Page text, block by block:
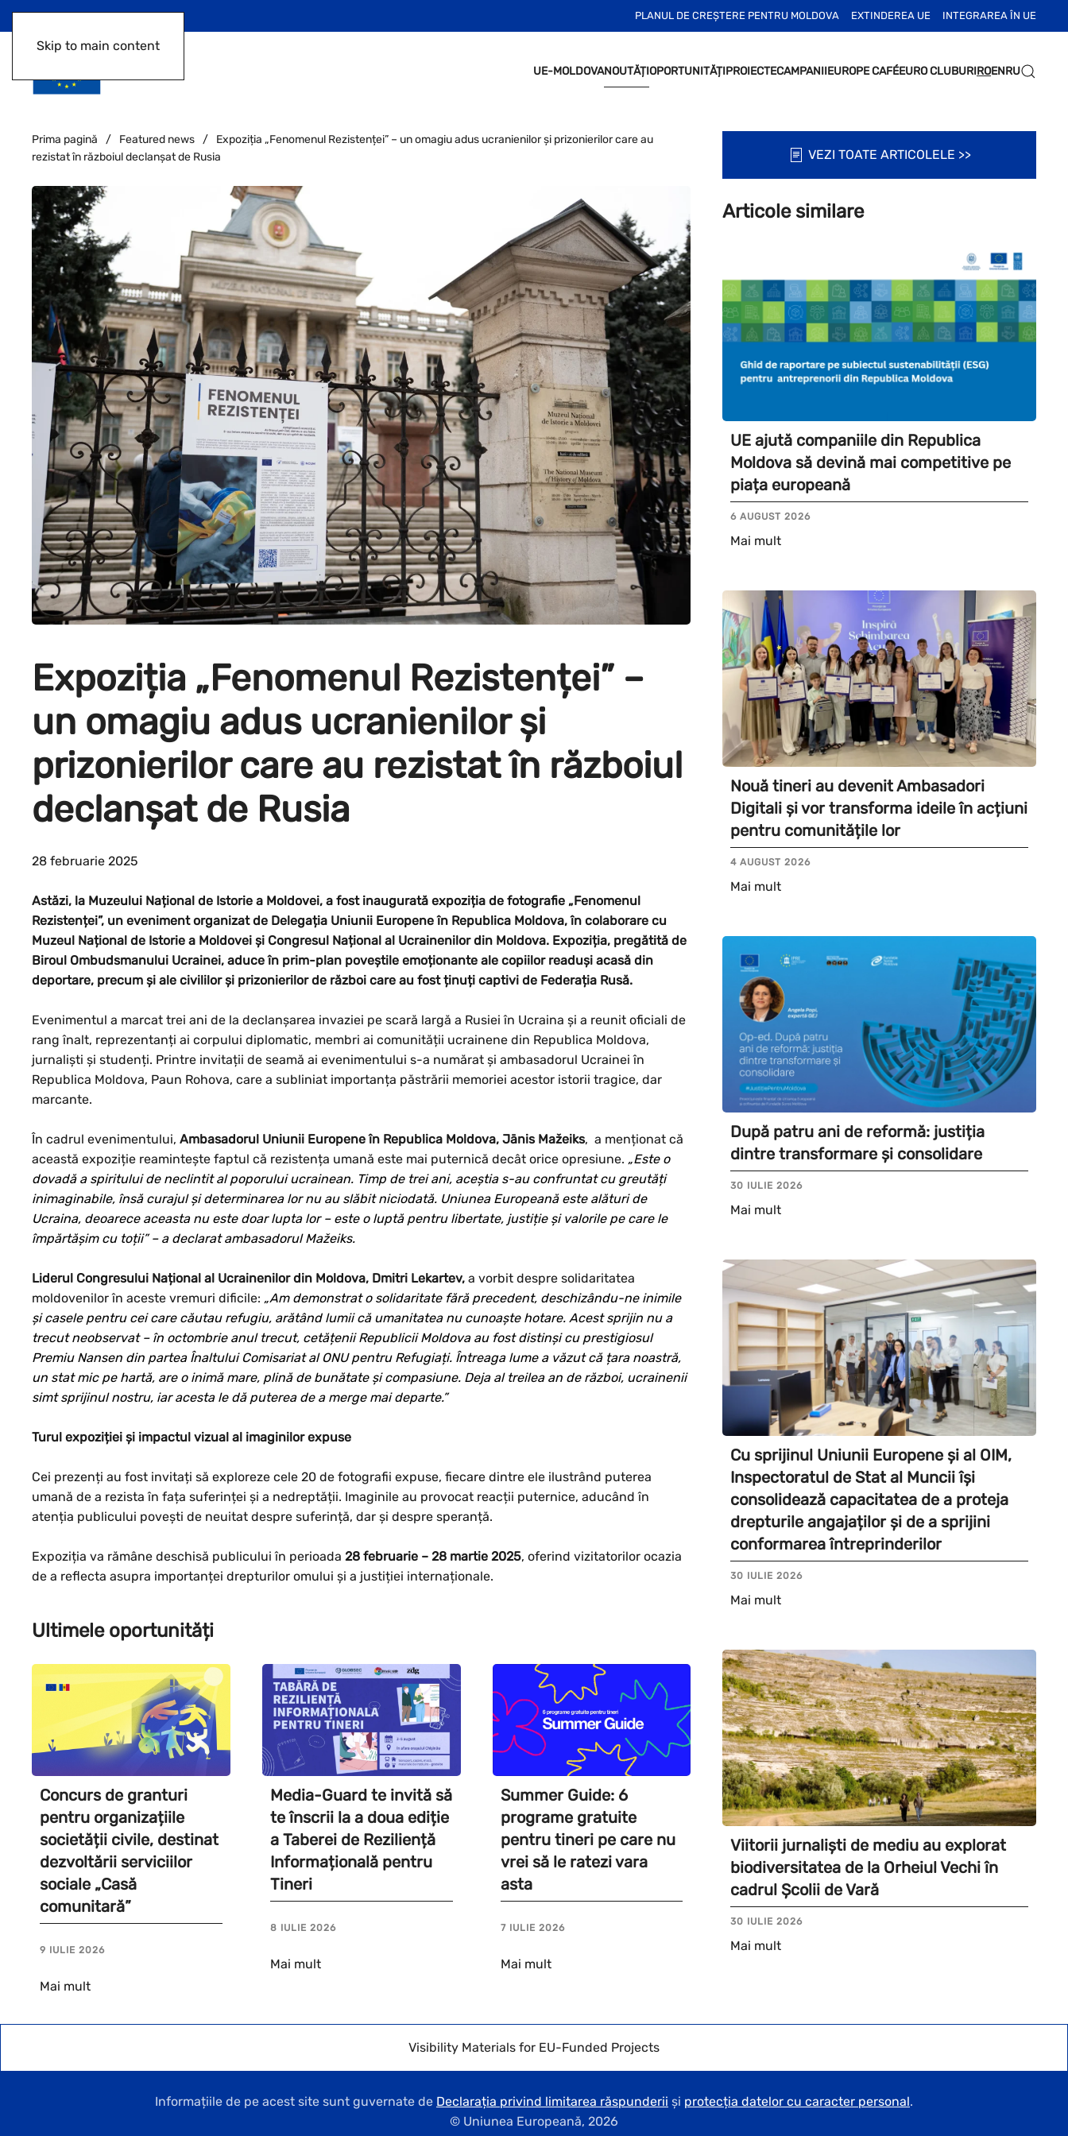
Skip to main content
PLANUL DE CREȘTERE PENTRU MOLDOVA EXTINDEREA UE INTEGRAREA ÎN UE
UE-MOLDOVANOUTĂȚIOPORTUNITĂȚIPROIECTECAMPANIIEUROPE CAFÉEURO CLUBURIROENRU
Prima pagină Featured news
Expoziția „Fenomenul Rezistenței” – un omagiu adus ucranienilor și prizonierilor care au
rezistat în războiul declanșat de Rusia
Expoziția „Fenomenul Rezistenței” –
un omagiu adus ucranienilor și
prizonierilor care au rezistat în războiul
declanșat de Rusia
28 februarie 2025
Astăzi, la Muzeului Național de Istorie a Moldovei, a fost inaugurată expoziția de fotografie „Fenomenul
Rezistenței”, un eveniment organizat de Delegația Uniunii Europene în Republica Moldova, în colaborare cu
Muzeul Național de Istorie a Moldovei și Congresul Național al Ucrainenilor din Moldova. Expoziția, pregătită de
Biroul Ombudsmanului Ucrainei, aduce în prim-plan poveștile emoționante ale copiilor readuși acasă din
deportare, precum și ale civililor și prizonierilor de război care au fost ținuți captivi de Federația Rusă.
Evenimentul a marcat trei ani de la declanșarea invaziei pe scară largă a Rusiei în Ucraina și a reunit oficiali de
rang înalt, reprezentanți ai corpului diplomatic, membri ai comunității ucrainene din Republica Moldova,
jurnaliști și studenți. Printre invitații de seamă ai evenimentului s-a numărat și ambasadorul Ucrainei în
Republica Moldova, Paun Rohova, care a subliniat importanța păstrării memoriei acestor istorii tragice, dar
marcante.
În cadrul evenimentului, Ambasadorul Uniunii Europene în Republica Moldova, Jānis Mažeiks, a menționat că
această expoziție reamintește faptul că rezistența umană este mai puternică decât orice opresiune. „Este o
dovadă a spiritului de neclintit al poporului ucrainean. Timp de trei ani, aceștia s-au confruntat cu greutăți
inimaginabile, însă curajul și determinarea lor nu au slăbit niciodată. Uniunea Europeană este alături de
Ucraina, deoarece aceasta nu este doar lupta lor – este o luptă pentru libertate, justiție și valorile pe care le
împărtășim cu toții” – a declarat ambasadorul Mažeiks.
Liderul Congresului Național al Ucrainenilor din Moldova, Dmitri Lekartev, a vorbit despre solidaritatea
moldovenilor în aceste vremuri dificile: „Am demonstrat o solidaritate fără precedent, deschizându-ne inimile
și casele pentru cei care căutau refugiu, arătând lumii că umanitatea nu cunoaște hotare. Acest sprijin nu a
trecut neobservat – în octombrie anul trecut, cetățenii Republicii Moldova au fost distinși cu prestigiosul
Premiu Nansen din partea Înaltului Comisariat al ONU pentru Refugiați. Întreaga lume a văzut că țara noastră,
un stat mic pe hartă, are o inimă mare, plină de bunătate și compasiune. Deja al treilea an de război, ucrainenii
simt sprijinul nostru, iar acesta le dă puterea de a merge mai departe.”
Turul expoziției și impactul vizual al imaginilor expuse
Cei prezenți au fost invitați să exploreze cele 20 de fotografii expuse, fiecare dintre ele ilustrând puterea
umană de a rezista în fața suferinței și a nedreptății. Imaginile au provocat reacții puternice, aducând în
atenția publicului povești de neuitat despre suferință, dar și despre speranță.
Expoziția va rămâne deschisă publicului în perioada 28 februarie – 28 martie 2025, oferind vizitatorilor ocazia
de a reflecta asupra importanței drepturilor omului și a justiției internaționale.
Ultimele oportunități
Concurs de granturi
pentru organizațiile
societății civile, destinat
dezvoltării serviciilor
sociale „Casă
comunitară”
9 IULIE 2026
Mai mult
Media-Guard te invită să
te înscrii la a doua ediție
a Taberei de Reziliență
Informațională pentru
Tineri
8 IULIE 2026
Mai mult
Summer Guide: 6
programe gratuite
pentru tineri pe care nu
vrei să le ratezi vara
asta
7 IULIE 2026
Mai mult
VEZI TOATE ARTICOLELE >>
Articole similare
UE ajută companiile din Republica
Moldova să devină mai competitive pe
piața europeană
6 AUGUST 2026
Mai mult
Nouă tineri au devenit Ambasadori
Digitali și vor transforma ideile în acțiuni
pentru comunitățile lor
4 AUGUST 2026
Mai mult
După patru ani de reformă: justiția
dintre transformare și consolidare
30 IULIE 2026
Mai mult
Cu sprijinul Uniunii Europene și al OIM,
Inspectoratul de Stat al Muncii își
consolidează capacitatea de a proteja
drepturile angajaților și de a sprijini
conformarea întreprinderilor
30 IULIE 2026
Mai mult
Viitorii jurnaliști de mediu au explorat
biodiversitatea de la Orheiul Vechi în
cadrul Școlii de Vară
30 IULIE 2026
Mai mult
Visibility Materials for EU-Funded Projects
Informațiile de pe acest site sunt guvernate de Declarația privind limitarea răspunderii și protecția datelor cu caracter personal.
© Uniunea Europeană, 2026